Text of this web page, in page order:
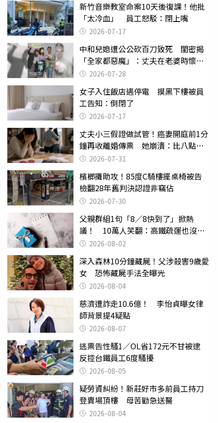
新竹音樂教室命案10天後復課！他批
「太冷血」 員工怒駁：閉上嘴
2026-07-17
中和兒媳遭公公砍百刀致死 閨密揭
「全家都惡魔」：丈夫在老婆時懷孕
摔東西
2026-07-28
女子入住飯店遇停電 摸黑下樓被員
工告知：倒閉了
2026-07-17
丈夫小三假證做試管！癌妻開庭前1分
鐘再收離婚傳票 她崩潰：比八點檔
還扯2026-07-31
檳榔攤助攻！85度C騎樓擺桌椅被告
檢翻28年舊判決認證非竊佔
2026-07-30
父親群組1句「8／8快到了」掀熱
議！ 10萬人笑翻：高鐵疏運也沒列
父親節
2026-08-02
深入森林10分鐘藏屍！父涉殺害9歲愛
女 恐怖藏屍手法全曝光
2026-08-04
慈濟遭詐走10.6億！ 李怡貞曝女律
師背景提4疑點
2026-08-07
逃票告性騷1／OL省172元不甘被逮
反控台鐵員工6度騷擾
2026-08-05
疑勞資糾紛！新莊好市多前員工持刀
登賣場頂樓 母苦勸急送醫
2026-08-04